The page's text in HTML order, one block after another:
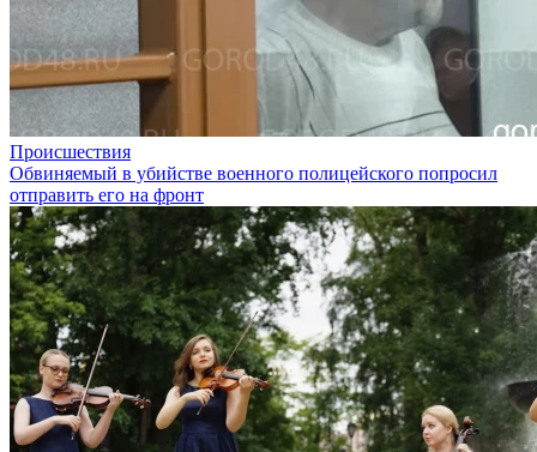
Происшествия
Обвиняемый в убийстве военного полицейского попросил
отправить его на фронт